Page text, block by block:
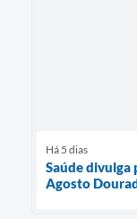
Há 5 dias
Saúde divulga
Agosto